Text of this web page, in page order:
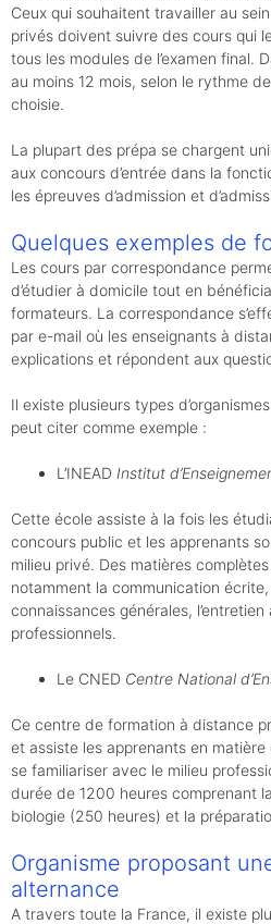
Ceux qui souhaitent travailler au
privés doivent suivre des cours qui
tous les modules de l’examen final.
au moins 12 mois, selon le rythme
choisie.
La plupart des prépa se chargent
aux concours d’entrée dans la
les épreuves d’admission et
Quelques exemples de
Les cours par correspondance
d’étudier à domicile tout en
formateurs. La correspondance
par e-mail où les enseignants à
explications et répondent aux
Il existe plusieurs types
peut citer comme exemple :
L’INEAD Institut
Cette école assiste à la fois les
concours public et les apprenants
milieu privé. Des matières
notamment la communication
connaissances générales,
professionnels.
Le CNED Centre National
Ce centre de formation à distance
et assiste les apprenants en matière
se familiariser avec le milieu
durée de 1200 heures comprenant
biologie (250 heures) et la
Organisme proposant
alternance
A travers toute la France, il existe